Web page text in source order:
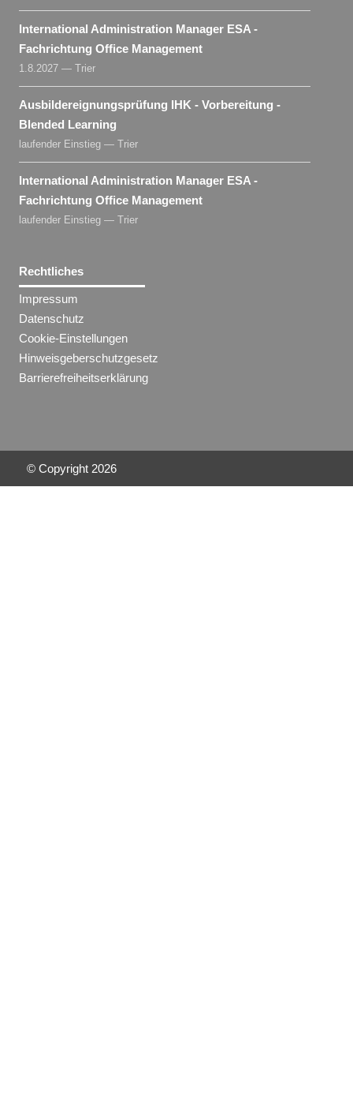
International Administration Manager ESA -
Fachrichtung Office Management
1.8.2027 — Trier
Ausbildereignungsprüfung IHK - Vorbereitung -
Blended Learning
laufender Einstieg — Trier
International Administration Manager ESA -
Fachrichtung Office Management
laufender Einstieg — Trier
Rechtliches
Impressum
Datenschutz
Cookie-Einstellungen
Hinweisgeberschutzgesetz
Barrierefreiheitserklärung
© Copyright 2026